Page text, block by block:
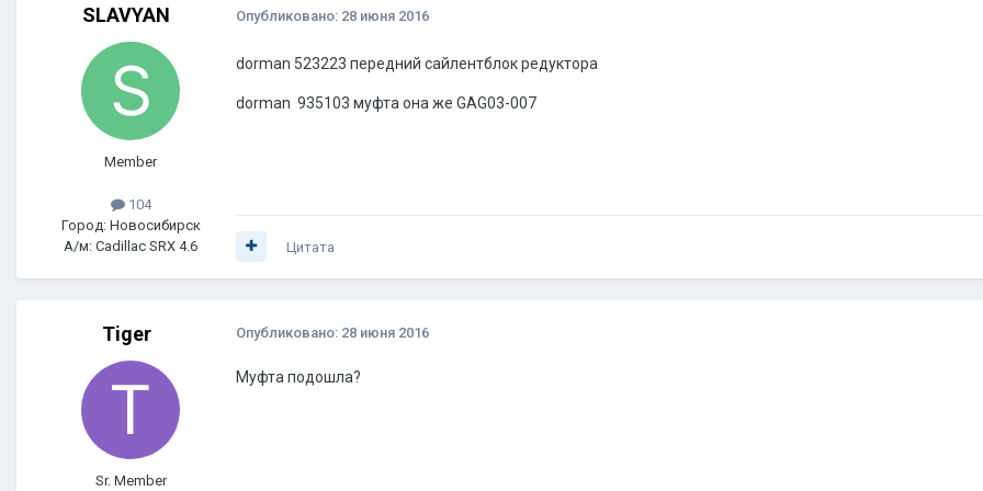
SLAVYAN
Member
104
Город: Новосибирск
А/м: Cadillac SRX 4.6
Опубликовано: 28 июня 2016
dorman 523223 передний сайлентблок редуктора
dorman 935103 муфта она же GAG03-007
Цитата
Tiger
Sr. Member
Опубликовано: 28 июня 2016
Муфта подошла?